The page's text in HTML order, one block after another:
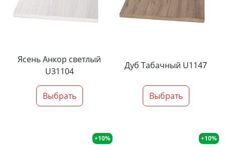
Ясень Анкор светлый
U31104
Выбрать
Дуб Табачный U1147
Выбрать
+10% +10%